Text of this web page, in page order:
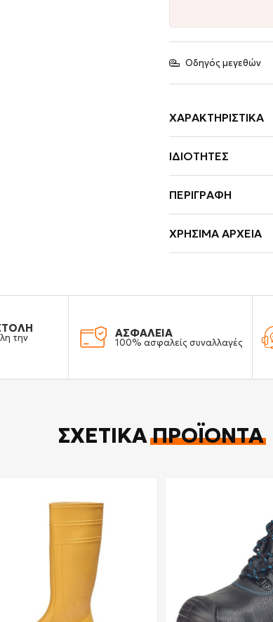
Οδηγός μεγεθών
ΧΑΡΑΚΤΗΡΙΣΤΙΚΆ
ΙΔΙΌΤΗΤΕΣ
ΠΕΡΙΓΡΑΦΉ
ΧΡΉΣΙΜΑ ΑΡΧΕΊΑ
την
ΑΣΦΑΛΕΙΑ
100% ασφαλείς συναλλαγές
ΣΧΕΤΙΚΆΠΡΟΪΌΝΤΑ